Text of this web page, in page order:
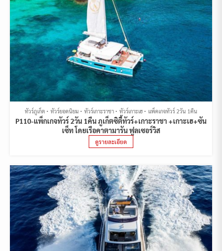
ทัวร์ภูเก็ต ทัวร์ยอดนิยม ทัวร์เกาะราชา ทัวร์เกาะเฮ แพ็คเกจทัวร์ 2วัน 1คืน
P110-แพ็กเกจทัวร์ 2วัน 1คืน ภูเก็ตซิตี้ทัวร์+เกาะราชา +เกาะเฮ+ซัน
เซ็ท โดยเรือคาตามารัน ฟูลเซอร์วิส
ดูรายละเอียด